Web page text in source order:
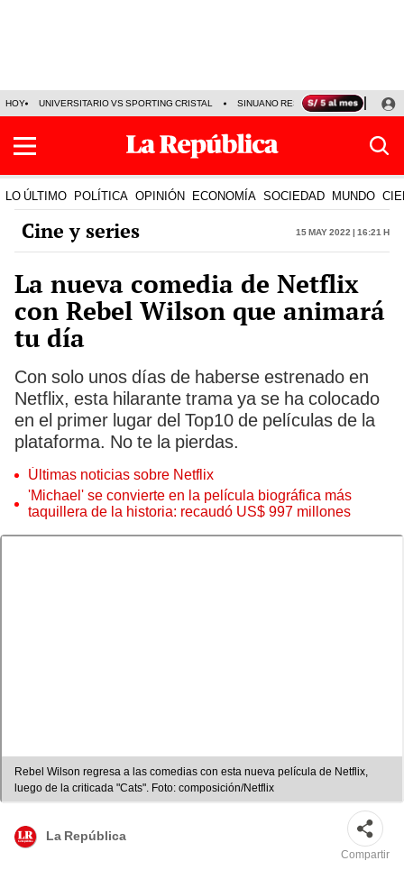
HOY UNIVERSITARIO VS SPORTING CRISTAL SINUANO RESULTADOS HOY
LO ÚLTIMO POLÍTICA OPINIÓN ECONOMÍA SOCIEDAD MUNDO
Cine y series 15 May 2022 | 16:21 h
La nueva comedia de Netflix
con Rebel Wilson que animará
tu día
Con solo unos días de haberse estrenado en
Netflix, esta hilarante trama ya se ha colocado
en el primer lugar del Top10 de películas de la
plataforma. No te la pierdas.
Últimas noticias sobre Netflix
'Michael' se convierte en la película biográfica más
taquillera de la historia: recaudó US$ 997 millones
Rebel Wilson regresa a las comedias con esta nueva película de Netflix,
luego de la criticada "Cats". Foto: composición/Netflix
La República
Compartir